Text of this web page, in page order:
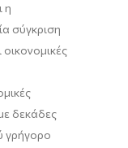
η
σύγκριση
οικονομικές
δεκάδες
γρήγορο